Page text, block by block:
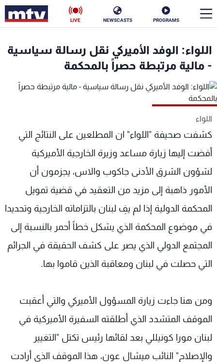
PROGRAMS
NEWSCASTS
LIVE
اللواء: الوفد الأميركي نقل رسالة سياسية
- مالية مرتبطة حصراً بالمحكمة
اللواء
كشفت صحيفة "اللواء" ان المطلعين على النتائج التي
أفضت إليها زيارة مساعد وزيرة الخارجية الأميركية
لشؤون الشرق الأدنى جاكوب والاس، يجزمون أن
الأمور ذاهبة إلى مزيد من التعقيد في قضية تمويل
المحكمة الدولية إذا لم يفِ لبنان بالتزاماته الخارجية وتحديدا
في موضوع المحكمة الذي يشكل خطاً أحمر بالنسبة إلى
المجتمع الدولي الذي يصر على كشف الحقيقة في الجرائم
التي حصلت في لبنان ومعاقبة الذين قاموا بها.
ومن هنا جاءت زيارة المسؤول الأميركي والتي أعقبت
الموقف المتشدد الذي أطلقته السفيرة الأميركية في
لبنان مورا كونيللي بعد لقائها رئيس تكتل "التغيير
والإصلاح" النائب ميشال عون، هذا الموقف الذي أرادت
الأخبار
سياسة ناس
منوعات رياضة
كأس العالم
جدول البرامج
شاهد البرامج
الترددات
عن MTV
سياسة الخصوصية